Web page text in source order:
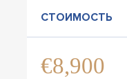
СТОИМОСТЬ
€8,900